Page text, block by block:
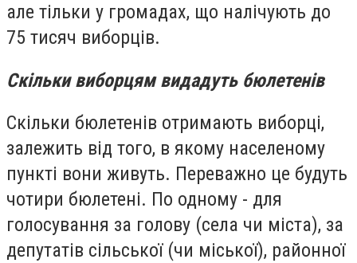
але тільки у громадах, що налічують до
75 тисяч виборців.
Скільки виборцям видадуть бюлетенів
Скільки бюлетенів отримають виборці,
залежить від того, в якому населеному
пункті вони живуть. Переважно це будуть
чотири бюлетені. По одному - для
голосування за голову (села чи міста), за
депутатів сільської (чи міської), районної